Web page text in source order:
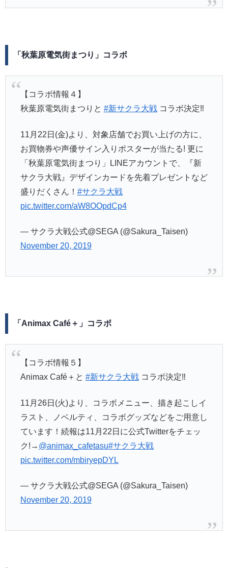
「秋葉原電気街まつり」コラボ
【コラボ情報４】
秋葉原電気街まつりと #新サクラ大戦コラボ決定‼
11月22日(金)より、対象店舗でお買い上げの方に、
お買物券や声優サイン入りポスターが当たる! 更に
「秋葉原電気街まつり」LINEアカウントで、『新
サクラ大戦』デザインカードを先着プレゼントなど
盛りだくさん！ #サクラ大戦
pic.twitter.com/aW8OOpdCp4
— サクラ大戦公式@SEGA (@Sakura_Taisen)
November 20, 2019
「Animax Café＋」コラボ
【コラボ情報５】
Animax Café＋と #新サクラ大戦コラボ決定‼
11月26日(火)より、コラボメニュー、描き起こしイ
ラスト、ノベルティ、コラボグッズなどをご用意し
ています！続報は11月22日に公式Twitterをチェッ
ク!→ @animax_cafetasu#サクラ大戦
pic.twitter.com/mbiryepDYL
— サクラ大戦公式@SEGA (@Sakura_Taisen)
November 20, 2019